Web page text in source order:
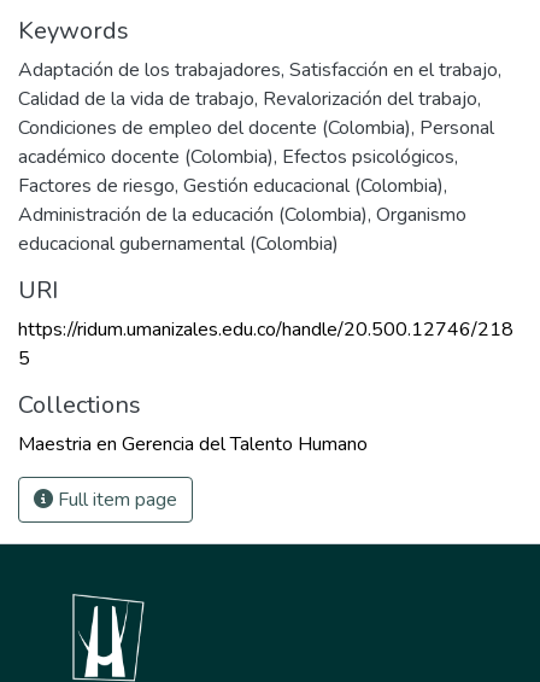
Keywords
Adaptación de los trabajadores, Satisfacción en el trabajo,
Calidad de la vida de trabajo, Revalorización del trabajo,
Condiciones de empleo del docente (Colombia), Personal
académico docente (Colombia), Efectos psicológicos,
Factores de riesgo, Gestión educacional (Colombia),
Administración de la educación (Colombia), Organismo
educacional gubernamental (Colombia)
URI
https://ridum.umanizales.edu.co/handle/20.500.12746/218
5
Collections
Maestria en Gerencia del Talento Humano
Full item page